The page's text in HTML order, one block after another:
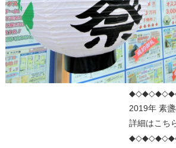
2019年 素
詳細はこち